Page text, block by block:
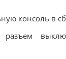
консоль в